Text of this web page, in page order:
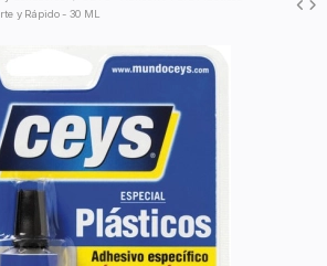
y Rápido - 30 ML